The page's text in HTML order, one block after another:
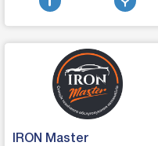
автомоби...
берег), Днепр
49000
IRON Master